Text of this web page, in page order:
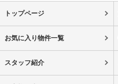
トップページ
お気に入り物件一覧
スタッフ紹介